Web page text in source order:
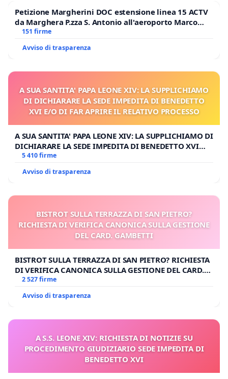
Petizione Margherini DOC estensione linea 15 ACTV
da Marghera P.zza S. Antonio all'aeroporto Marco
Polo tariffa a € 1,50
151 firme
Avviso di trasparenza
A SUA SANTITA' PAPA LEONE XIV: LA SUPPLICHIAMO
DI DICHIARARE LA SEDE IMPEDITA DI BENEDETTO
XVI E/O DI FAR APRIRE IL RELATIVO PROCESSO
A SUA SANTITA' PAPA LEONE XIV: LA SUPPLICHIAMO DI
DICHIARARE LA SEDE IMPEDITA DI BENEDETTO XVI
E/O DI FAR APRIRE IL RELATIVO PROCESSO
5 410 firme
Avviso di trasparenza
BISTROT SULLA TERRAZZA DI SAN PIETRO?
RICHIESTA DI VERIFICA CANONICA SULLA GESTIONE
DEL CARD. GAMBETTI
BISTROT SULLA TERRAZZA DI SAN PIETRO? RICHIESTA
DI VERIFICA CANONICA SULLA GESTIONE DEL CARD.
GAMBETTI
2 527 firme
Avviso di trasparenza
A S.S. LEONE XIV: RICHIESTA DI NOTIZIE SU
PROCEDIMENTO GIUDIZIARIO SEDE IMPEDITA DI
BENEDETTO XVI